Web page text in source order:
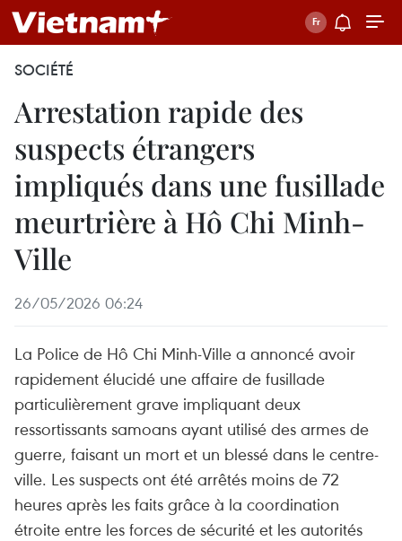
SOCIÉTÉ
Arrestation rapide des
suspects étrangers
impliqués dans une fusillade
meurtrière à Hô Chi Minh-
Ville
26/05/2026 06:24
La Police de Hô Chi Minh-Ville a annoncé avoir
rapidement élucidé une affaire de fusillade
particulièrement grave impliquant deux
ressortissants samoans ayant utilisé des armes de
guerre, faisant un mort et un blessé dans le centre-
ville. Les suspects ont été arrêtés moins de 72
heures après les faits grâce à la coordination
étroite entre les forces de sécurité et les autorités